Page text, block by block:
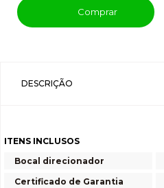
Comprar
DESCRIÇÃO
ITENS INCLUSOS
Bocal direcionador
Certificado de Garantia